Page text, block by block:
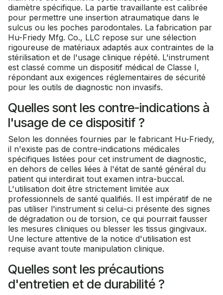
diamètre spécifique. La partie travaillante est calibrée
pour permettre une insertion atraumatique dans le
sulcus ou les poches parodontales. La fabrication par
Hu-Friedy Mfg. Co., LLC repose sur une sélection
rigoureuse de matériaux adaptés aux contraintes de la
stérilisation et de l'usage clinique répété. L'instrument
est classé comme un dispositif médical de Classe I,
répondant aux exigences réglementaires de sécurité
pour les outils de diagnostic non invasifs.
Quelles sont les contre-indications à
l'usage de ce dispositif ?
Selon les données fournies par le fabricant Hu-Friedy,
il n'existe pas de contre-indications médicales
spécifiques listées pour cet instrument de diagnostic,
en dehors de celles liées à l'état de santé général du
patient qui interdirait tout examen intra-buccal.
L'utilisation doit être strictement limitée aux
professionnels de santé qualifiés. Il est impératif de ne
pas utiliser l'instrument si celui-ci présente des signes
de dégradation ou de torsion, ce qui pourrait fausser
les mesures cliniques ou blesser les tissus gingivaux.
Une lecture attentive de la notice d'utilisation est
requise avant toute manipulation clinique.
Quelles sont les précautions
d'entretien et de durabilité ?